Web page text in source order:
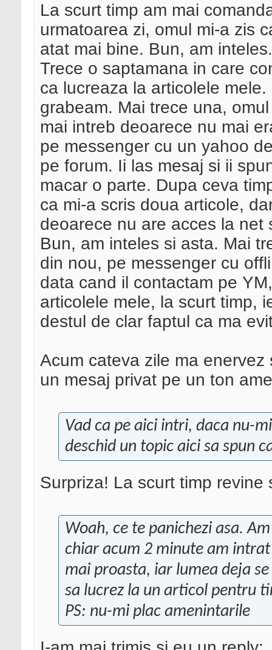
La scurt timp am mai
urmatoarea zi, omul mi-a zis
atat mai bine. Bun, am inteles.
Trece o saptamana in care
ca lucreaza la articolele
grabeam. Mai trece una,
mai intreb deoarece nu mai
pe messenger cu un yahoo
pe forum. Ii las mesaj si ii
macar o parte. Dupa ceva
ca mi-a scris doua articole,
deoarece nu are acces la
Bun, am inteles si asta. Mai
din nou, pe messenger cu
data cand il contactam pe
articolele mele, la scurt timp,
destul de clar faptul ca ma
Acum cateva zile ma
un mesaj privat pe un ton
Vad ca pe aici intri, daca nu-
deschid un topic aici sa spun
Surpriza! La scurt timp revine
Woah, ce te panichezi asa.
chiar acum 2 minute am
mai proasta, iar lumea deja
sa lucrez la un articol pentru
PS: nu-mi plac amenintarile